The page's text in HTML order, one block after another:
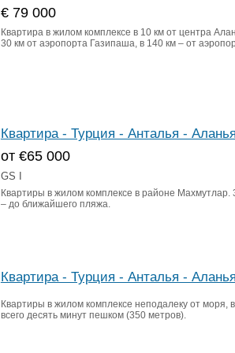
€ 79 000
Квартира в жилом комплексе в 10 км от центра
30 км от аэропорта Газипаша, в 140 км – от
Квартира - Турция - Анталья - Аланья
от €65 000
GS I
Квартиры в жилом комплексе в районе
– до ближайшего пляжа.
Квартира - Турция - Анталья - Аланья
Квартиры в жилом комплексе неподалеку от моря,
всего десять минут пешком (350 метров).